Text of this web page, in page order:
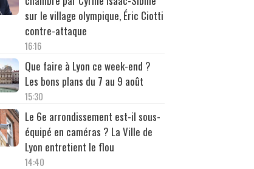
sur le village olympique, Éric Ciotti
contre-attaque
16:16
Que faire à Lyon ce week-end ?
Les bons plans du 7 au 9 août
15:30
Le 6e arrondissement est-il sous-
équipé en caméras ? La Ville de
Lyon entretient le flou
14:40